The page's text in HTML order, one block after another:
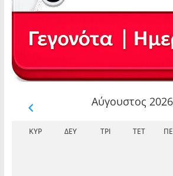
Αύγουστος 2026
ΚΥΡ ΔΕΥ ΤΡΊ ΤΕΤ